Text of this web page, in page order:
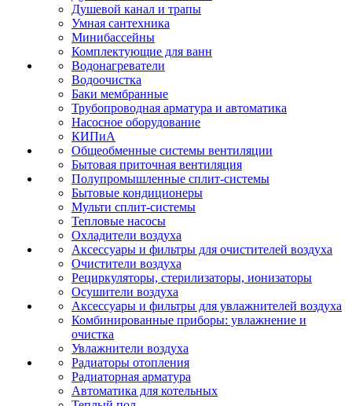
Душевой канал и трапы
Умная сантехника
Минибассейны
Комплектующие для ванн
Водонагреватели
Водоочистка
Баки мембранные
Трубопроводная арматура и автоматика
Насосное оборудование
КИПиА
Общеобменные системы вентиляции
Бытовая приточная вентиляция
Полупромышленные сплит-системы
Бытовые кондиционеры
Мульти сплит-системы
Тепловые насосы
Охладители воздуха
Аксессуары и фильтры для очистителей воздуха
Очистители воздуха
Рециркуляторы, стерилизаторы, ионизаторы
Осушители воздуха
Аксессуары и фильтры для увлажнителей воздуха
Комбинированные приборы: увлажнение и
очистка
Увлажнители воздуха
Радиаторы отопления
Радиаторная арматура
Автоматика для котельных